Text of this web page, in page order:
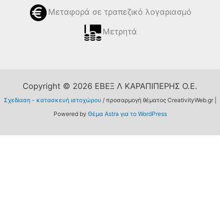
Μεταφορά σε τραπεζικό λογαριασμό
Μετρητά
Copyright © 2026 ΕΒΕΞ Λ ΚΑΡΑΠΙΠΕΡΗΣ Ο.Ε.
Σχεδίαση - κατασκευή ιστοχώρου / προσαρμογή θέματος CreativityWeb.gr |
Powered by Θέμα Astra για το WordPress